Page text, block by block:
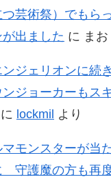
芸術祭）でもら
出ました に まお
ジェリオンに続
ジョーカーもス
に lockmil より
モンスターが当
守護魔の方も再